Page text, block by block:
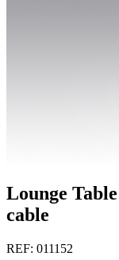
Lounge
cable
REF: 011152